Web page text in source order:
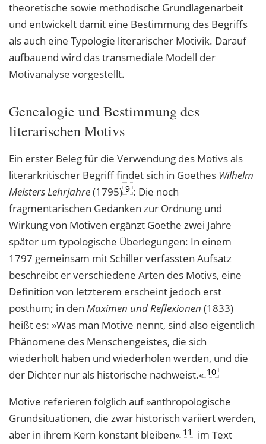
theoretische sowie methodische Grundlagenarbeit
und entwickelt damit eine Bestimmung des Begriffs
als auch eine Typologie literarischer Motivik. Darauf
aufbauend wird das transmediale Modell der
Motivanalyse vorgestellt.
Genealogie und Bestimmung des
literarischen Motivs
Ein erster Beleg für die Verwendung des Motivs als
literarkritischer Begriff findet sich in Goethes Wilhelm
Meisters Lehrjahre(1795) 9 : Die noch
fragmentarischen Gedanken zur Ordnung und
Wirkung von Motiven ergänzt Goethe zwei Jahre
später um typologische Überlegungen: In einem
1797 gemeinsam mit Schiller verfassten Aufsatz
beschreibt er verschiedene Arten des Motivs, eine
Definition von letzterem erscheint jedoch erst
posthum; in den Maximen und Reflexionen (1833)
heißt es: »Was man Motive nennt, sind also eigentlich
Phänomene des Menschengeistes, die sich
wiederholt haben und wiederholen werden, und die
der Dichter nur als historische nachweist.« 10
Motive referieren folglich auf »anthropologische
Grundsituationen, die zwar histo­risch variiert werden,
aber in ihrem Kern konstant bleiben« 11
im Text